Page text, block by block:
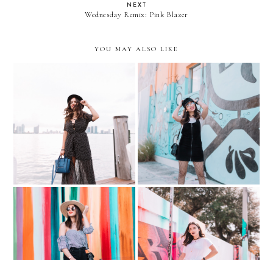
NEXT
Wednesday Remix: Pink Blazer
YOU MAY ALSO LIKE
Peace. Love. World - Swim
Week Event
Fishnets, overalls, and
clear aviators
Learning to love my body
again... Gingham + Slides
Lace-Up Jeans and Clear
Aviators